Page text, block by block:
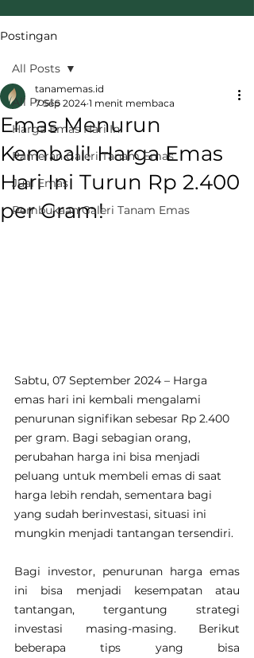
Postingan
All Posts
Harga Emas Hari Ini
Pameran Galeri Tanam Emas
Jual Emas
Pembukaan Galeri Tanam Emas
All Posts
Emas Menurun
Kembali! Harga Emas
Hari Ini Turun Rp 2.400
per Gram!
tanamemas.id
7 Sep 2024 1 menit membaca
Sabtu, 07 September 2024 – Harga
emas hari ini kembali mengalami
penurunan signifikan sebesar Rp 2.400
per gram. Bagi sebagian orang,
perubahan harga ini bisa menjadi
peluang untuk membeli emas di saat
harga lebih rendah, sementara bagi
yang sudah berinvestasi, situasi ini
mungkin menjadi tantangan tersendiri.
Bagi investor, penurunan harga emas
ini bisa menjadi kesempatan atau
tantangan, tergantung strategi
investasi masing-masing. Berikut
beberapa tips yang bisa